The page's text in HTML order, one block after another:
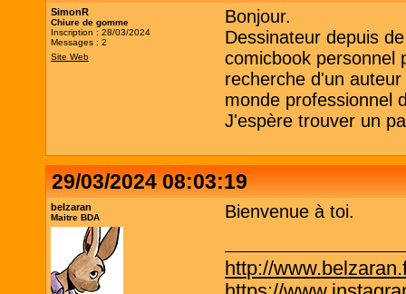
SimonR
Chiure de gomme
Inscription : 28/03/2024
Messages : 2
Site Web
Bonjour.
Dessinateur depuis
comicbook personnel
recherche d'un
monde professionnel
J'espère trouver un
29/03/2024 08:03:19
belzaran
Maitre BDA Bienvenue à toi.
http://